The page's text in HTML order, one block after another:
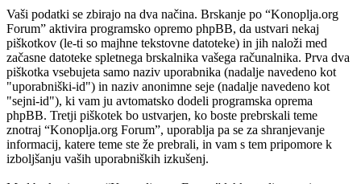
Vaši podatki se zbirajo na dva načina. Brskanje po “Konoplja.org
Forum” aktivira programsko opremo phpBB, da ustvari nekaj
piškotkov (le-ti so majhne tekstovne datoteke) in jih naloži med
začasne datoteke spletnega brskalnika vašega računalnika. Prva dva
piškotka vsebujeta samo naziv uporabnika (nadalje navedeno kot
"uporabniški-id") in naziv anonimne seje (nadalje navedeno kot
"sejni-id"), ki vam ju avtomatsko dodeli programska oprema
phpBB. Tretji piškotek bo ustvarjen, ko boste prebrskali teme
znotraj “Konoplja.org Forum”, uporablja pa se za shranjevanje
informacij, katere teme ste že prebrali, in vam s tem pripomore k
izboljšanju vaših uporabniških izkušenj.